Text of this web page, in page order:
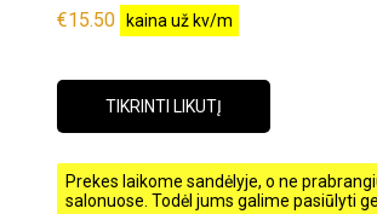
€15.50 kaina už kv/m
TIKRINTI LIKUTĮ
Prekes laikome sandėlyje, o ne
salonuose. Todėl jums galime pasiūlyti